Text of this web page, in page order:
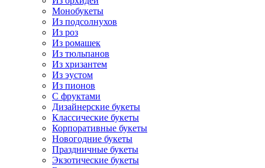
Монобукеты
Из подсолнухов
Из роз
Из ромашек
Из тюльпанов
Из хризантем
Из эустом
Из пионов
С фруктами
Дизайнерские букеты
Классические букеты
Корпоративные букеты
Новогодние букеты
Праздничные букеты
Экзотические букеты